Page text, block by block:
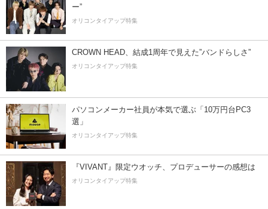
ー”
オリコンタイアップ特集
CROWN HEAD、結成1周年で見えた”バンドらしさ”
オリコンタイアップ特集
パソコンメーカー社員が本気で選ぶ「10万円台PC3
選」
オリコンタイアップ特集
『VIVANT』限定ウオッチ、プロデューサーの感想は
オリコンタイアップ特集